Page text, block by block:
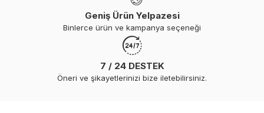
Geniş Ürün Yelpazesi
Binlerce ürün ve kampanya seçeneği
7 / 24 DESTEK
Öneri ve şikayetlerinizi bize iletebilirsiniz.